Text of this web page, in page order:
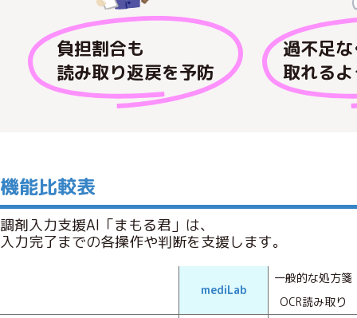
負担割合も
読み取り返戻を予防
過不足
取れる
機能比較表
調剤入力支援AI「まもる君」は、
入力完了までの各操作や判断を支援します。
mediLab
一般的な処方箋
OCR読み取り